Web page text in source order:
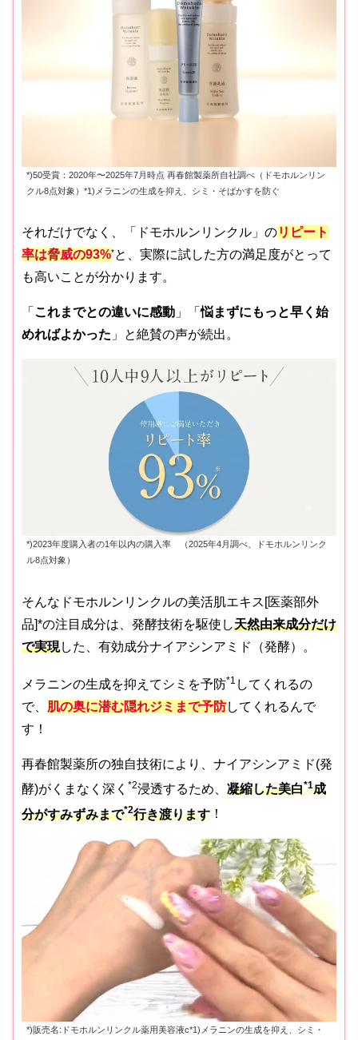
*)50受賞：2020年〜2025年7月時点 再春館製薬所自社調べ（ドモホルンリン
クル8点対象）*1)メラニンの生成を抑え、シミ・そばかすを防ぐ
それだけでなく、「ドモホルンリンクル」のリピート
率は脅威の93%*と、実際に試した方の満足度がとって
も高いことが分かります。
「 これまでとの違いに感動 」「悩まずにもっと早く始
めればよかった 」と絶賛の声が続出。
*)2023年度購入者の1年以内の購入率 （2025年4月調べ、ドモホルンリンク
ル8点対象）
そんなドモホルンリンクルの美活肌エキス[医薬部外
品]*の注目成分は、発酵技術を駆使し天然由来成分だけ
で実現した、有効成分ナイアシンアミド（発酵）。
メラニンの生成を抑えてシミを予防*1 してくれるの
で、 肌の奥に潜む隠れジミまで予防してくれるんで
す！
再春館製薬所の独自技術により、ナイアシンアミド(発
酵)がくまなく深く *2浸透するため、 凝縮した美白*1成
分がすみずみまで*2行き渡ります ！
*)販売名:ドモホルンリンクル薬用美容液c*1)メラニンの生成を抑え、シミ・